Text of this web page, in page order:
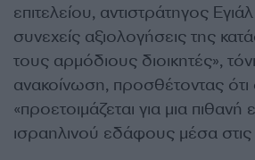
επιτελείου, αντιστράτηγος
συνεχείς αξιολογήσεις της
τους αρμόδιους διοικητές»,
ανακοίνωση, προσθέτοντας
«προετοιμάζεται για μια πιθανή
ισραηλινού εδάφους μέσα